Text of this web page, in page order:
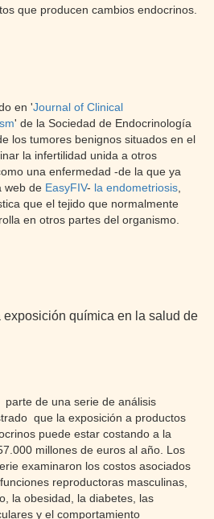
que producen cambios endocrinos.
en 'Journal of Clinical
' de la Sociedad de Endocrinología
los tumores benignos situados en el
la infertilidad unida a otros
una enfermedad -de la que ya
web de EasyFIV- la endometriosis
que el tejido que normalmente
en otros partes del organismo.
química en la salud de
de una serie de análisis
que la exposición a productos
puede estar costando a la
millones de euros al año. Los
examinaron los costos asociados
reproductoras masculinas,
la obesidad, la diabetes, las
y el comportamiento